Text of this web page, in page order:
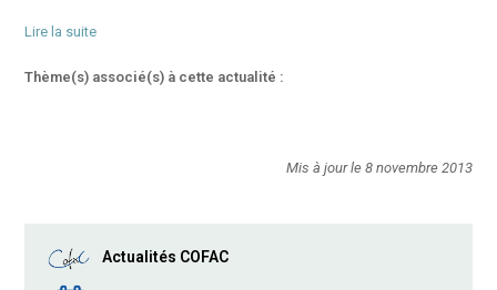
Lire la suite
Thème(s) associé(s) à cette actualité :
Mis à jour le 8 novembre 2013
Actualités COFAC